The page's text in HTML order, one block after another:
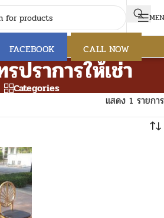
FACEBOOK CALL NOW
ปราการให้เช่า
Categories
แสดง 1 รายการ